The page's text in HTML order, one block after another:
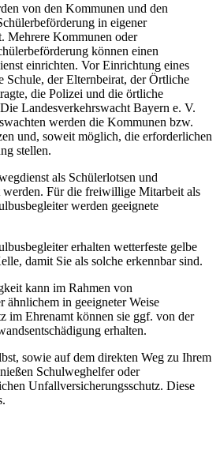
von den Kommunen und den
in eigener
Mehrere Kommunen oder
können einen
einrichten. Vor Einrichtung eines
Schule, der Elternbeirat, der Örtliche
die Polizei und die örtliche
Landesverkehrswacht Bayern e. V.
werden die Kommunen bzw.
und, soweit möglich, die erforderlichen
stellen.
als Schülerlotsen und
werden. Für die freiwillige Mitarbeit als
werden geeignete
erhalten wetterfeste gelbe
damit Sie als solche erkennbar sind.
kann im Rahmen von
ähnlichem in geeigneter Weise
im Ehrenamt können sie ggf. von der
erhalten.
sowie auf dem direkten Weg zu Ihrem
Schulweghelfer oder
Unfallversicherungsschutz. Diese